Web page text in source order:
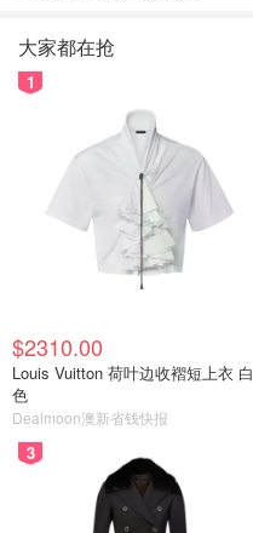
大家都在抢
1
$2310.00
Louis Vuitton 荷叶边收褶短上衣 白
色
Dealmoon澳新省钱快报
3